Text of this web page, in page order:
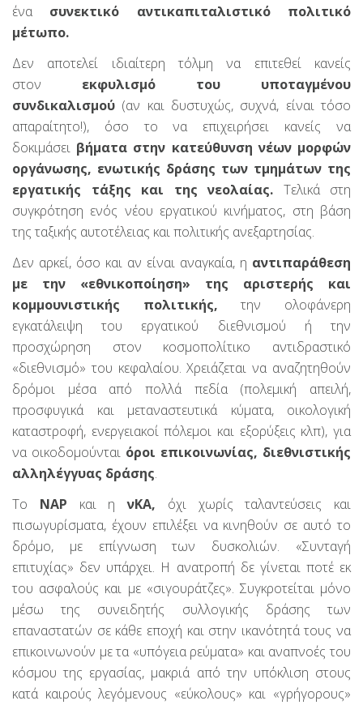
ένα συνεκτικό αντικαπιταλιστικό πολιτικό
μέτωπο.
Δεν αποτελεί ιδιαίτερη τόλμη να επιτεθεί κανείς
στον εκφυλισμό του υποταγμένου
συνδικαλισμού (αν και δυστυχώς, συχνά, είναι τόσο
απαραίτητο!), όσο το να επιχειρήσει κανείς να
δοκιμάσει βήματα στην κατεύθυνση νέων μορφών
οργάνωσης, ενωτικής δράσης των τμημάτων της
εργατικής τάξης και της νεολαίας. Τελικά στη
συγκρότηση ενός νέου εργατικού κινήματος, στη βάση
της ταξικής αυτοτέλειας και πολιτικής ανεξαρτησίας.
Δεν αρκεί, όσο και αν είναι αναγκαία, η αντιπαράθεση
με την «εθνικοποίηση» της αριστερής και
κομμουνιστικής πολιτικής, την ολοφάνερη
εγκατάλειψη του εργατικού διεθνισμού ή την
προσχώρηση στον κοσμοπολίτικο αντιδραστικό
«διεθνισμό» του κεφαλαίου. Χρειάζεται να αναζητηθούν
δρόμοι μέσα από πολλά πεδία (πολεμική απειλή,
προσφυγικά και μεταναστευτικά κύματα, οικολογική
καταστροφή, ενεργειακοί πόλεμοι και εξορύξεις κλπ), για
να οικοδομούνται όροι επικοινωνίας, διεθνιστικής
αλληλέγγυας δράσης.
Το ΝΑΡ και ηνΚΑ, όχι χωρίς ταλαντεύσεις και
πισωγυρίσματα, έχουν επιλέξει να κινηθούν σε αυτό το
δρόμο, με επίγνωση των δυσκολιών. «Συνταγή
επιτυχίας» δεν υπάρχει. Η ανατροπή δε γίνεται ποτέ εκ
του ασφαλούς και με «σιγουράτζες». Συγκροτείται μόνο
μέσω της συνειδητής συλλογικής δράσης των
επαναστατών σε κάθε εποχή και στην ικανότητά τους να
επικοινωνούν με τα «υπόγεια ρεύματα» και αναπνοές του
κόσμου της εργασίας, μακριά από την υπόκλιση στους
κατά καιρούς λεγόμενους «εύκολους» και «γρήγορους»